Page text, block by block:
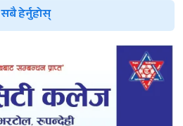
सबै हेर्नुहोस्